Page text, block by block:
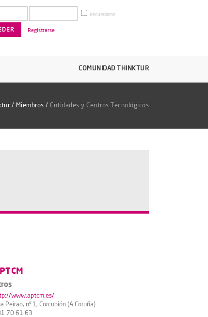
Recuérdame
Registrarse
COMUNIDAD THINKTUR
/ Miembros / Entidades y Centros Tecnológicos
www.aptcm.es/
Peirao, nº 1, Corcubión (A Coruña)
70 61 63